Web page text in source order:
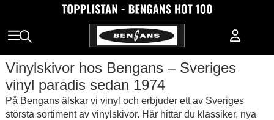
Vinylskivor hos Bengans – Sveriges
vinyl paradis sedan 1974
På Bengans älskar vi vinyl och erbjuder ett av Sveriges
största sortiment av vinylskivor. Här hittar du klassiker, nya